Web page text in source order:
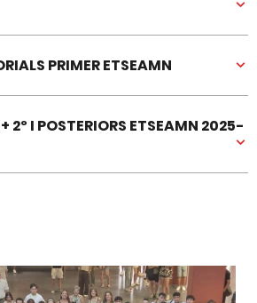
PRIMER ETSEAMN
2º I POSTERIORS ETSEAMN 2025-